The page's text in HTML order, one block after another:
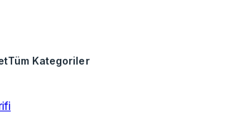
Tüm Kategoriler